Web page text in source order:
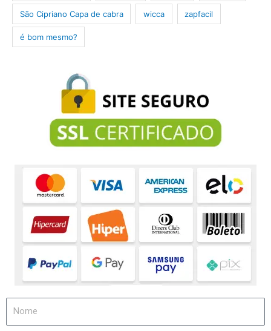
São Cipriano Capa de cabra wicca zapfacil
é bom mesmo?